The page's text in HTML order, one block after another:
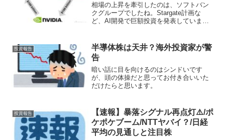
相場の上昇を牽引したのは、ソフトバン
クグループでしたね。Stargate計画な
ど、AI開発で巨額投資を発表しています
投資報告
半導体株は天井？海外投資家が警
告
暗い話に目を向けるのはシンドいです
が、頭の体操だと思ってお付き合いいた
だけたらと思います。
投資報告
【速報】暴落シグナル再点灯⚠️/ポ
ケポケブーム/NTTヤバイ？/日経
平均の見通しと注目株